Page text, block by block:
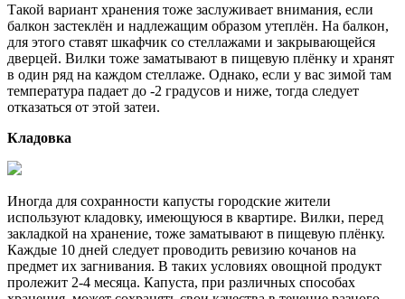
Такой вариант хранения тоже заслуживает внимания, если
балкон застеклён и надлежащим образом утеплён. На балкон,
для этого ставят шкафчик со стеллажами и закрывающейся
дверцей. Вилки тоже заматывают в пищевую плёнку и хранят
в один ряд на каждом стеллаже. Однако, если у вас зимой там
температура падает до -2 градусов и ниже, тогда следует
отказаться от этой затеи.
Кладовка
Иногда для сохранности капусты городские жители
используют кладовку, имеющуюся в квартире. Вилки, перед
закладкой на хранение, тоже заматывают в пищевую плёнку.
Каждые 10 дней следует проводить ревизию кочанов на
предмет их загнивания. В таких условиях овощной продукт
пролежит 2-4 месяца. Капуста, при различных способах